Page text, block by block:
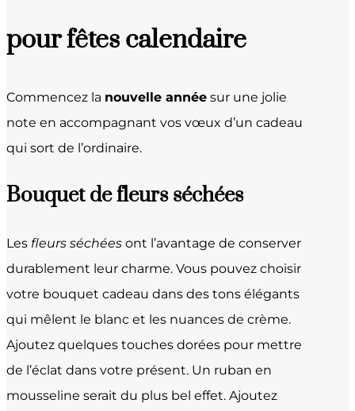
pour fêtes calendaire
Commencez la nouvelle année sur une jolie
note en accompagnant vos vœux d’un cadeau
qui sort de l’ordinaire.
Bouquet de fleurs séchées
Les fleurs séchées ont l’avantage de conserver
durablement leur charme. Vous pouvez choisir
votre bouquet cadeau dans des tons élégants
qui mêlent le blanc et les nuances de crème.
Ajoutez quelques touches dorées pour mettre
de l’éclat dans votre présent. Un ruban en
mousseline serait du plus bel effet. Ajoutez